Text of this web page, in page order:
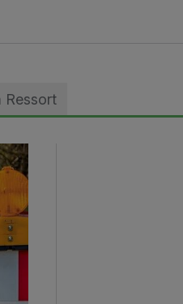
Ressort